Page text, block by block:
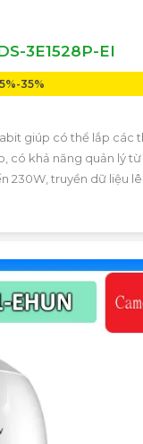
3E1528P-EI
35%
giúp có thể lắp các
có khả năng quản lý
230W, truyền dữ liệu